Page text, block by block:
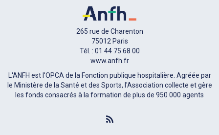
265 rue de Charenton
75012 Paris
Tél. : 01 44 75 68 00
www.anfh.fr
L'ANFH est l'OPCA de la Fonction publique hospitalière. Agréée par
le Ministère de la Santé et des Sports, l'Association collecte et gère
les fonds consacrés à la formation de plus de 950 000 agents